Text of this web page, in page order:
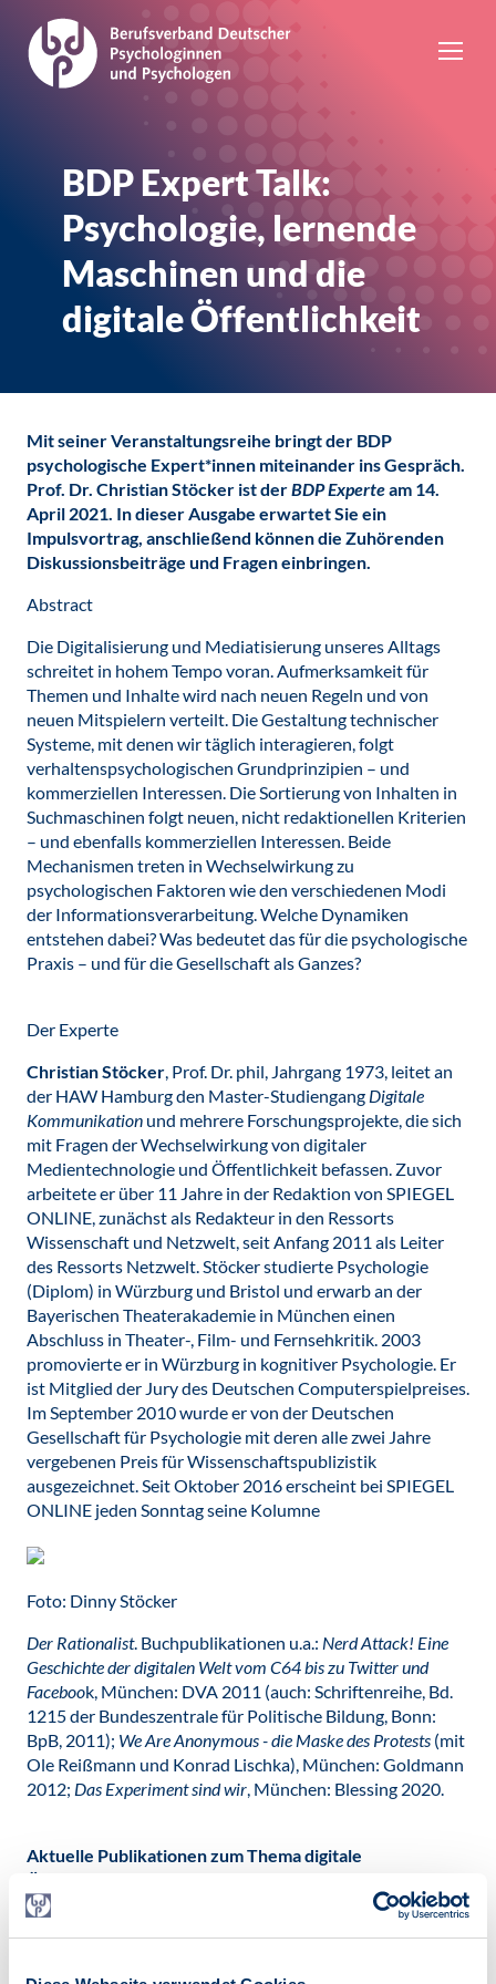
BDP Expert Talk:
Psychologie, lernende
Maschinen und die
digitale Öffentlichkeit
Mit seiner Veranstaltungsreihe bringt der BDP
psychologische Expert*innen miteinander ins Gespräch.
Prof. Dr. Christian Stöcker ist derBDP Experteam 14.
April 2021. In dieser Ausgabe erwartet Sie ein
Impulsvortrag, anschließend können die Zuhörenden
Diskussionsbeiträge und Fragen einbringen.
Abstract
Die Digitalisierung und Mediatisierung unseres Alltags
schreitet in hohem Tempo voran. Aufmerksamkeit für
Themen und Inhalte wird nach neuen Regeln und von
neuen Mitspielern verteilt. Die Gestaltung technischer
Systeme, mit denen wir täglich interagieren, folgt
verhaltenspsychologischen Grundprinzipien – und
kommerziellen Interessen. Die Sortierung von Inhalten in
Suchmaschinen folgt neuen, nicht redaktionellen Kriterien
– und ebenfalls kommerziellen Interessen. Beide
Mechanismen treten in Wechselwirkung zu
psychologischen Faktoren wie den verschiedenen Modi
der Informationsverarbeitung. Welche Dynamiken
entstehen dabei? Was bedeutet das für die psychologische
Praxis – und für die Gesellschaft als Ganzes?
Der Experte
Christian Stöcker, Prof. Dr. phil, Jahrgang 1973, leitet an
der HAW Hamburg den Master-Studiengang Digitale
Kommunikation und mehrere Forschungsprojekte, die sich
mit Fragen der Wechselwirkung von digitaler
Medientechnologie und Öffentlichkeit befassen. Zuvor
arbeitete er über 11 Jahre in der Redaktion von SPIEGEL
ONLINE, zunächst als Redakteur in den Ressorts
Wissenschaft und Netzwelt, seit Anfang 2011 als Leiter
des Ressorts Netzwelt. Stöcker studierte Psychologie
(Diplom) in Würzburg und Bristol und erwarb an der
Bayerischen Theaterakademie in München einen
Abschluss in Theater-, Film- und Fernsehkritik. 2003
promovierte er in Würzburg in kognitiver Psychologie. Er
ist Mitglied der Jury des Deutschen Computerspielpreises.
Im September 2010 wurde er von der Deutschen
Gesellschaft für Psychologie mit deren alle zwei Jahre
vergebenen Preis für Wissenschaftspublizistik
ausgezeichnet. Seit Oktober 2016 erscheint bei SPIEGEL
ONLINE jeden Sonntag seine Kolumne
Foto: Dinny Stöcker
Der Rationalist. Buchpublikationen u.a.: Nerd Attack! Eine
Geschichte der digitalen Welt vom C64 bis zu Twitter und
Facebook, München: DVA 2011 (auch: Schriftenreihe, Bd.
1215 der Bundeszentrale für Politische Bildung, Bonn:
BpB, 2011); We Are Anonymous - die Maske des Protests (mit
Ole Reißmann und Konrad Lischka), München: Goldmann
2012; Das Experiment sind wir, München: Blessing 2020.
Aktuelle Publikationen zum Thema digitale
Öffentlichkeit:
Stöcker, C. (2020). How Facebook and Google Accidentally
Created a Perfect Ecosystem for Targeted Disinformation.